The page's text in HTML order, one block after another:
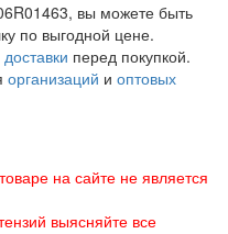
вы можете быть
по выгодной цене.
перед покупкой.
организаций и оптовых
на сайте не является
выясняйте все